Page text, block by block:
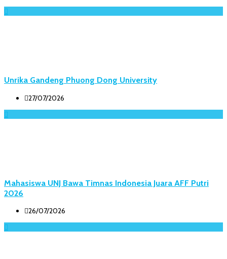
Unrika Gandeng Phuong Dong University
27/07/2026
Mahasiswa UNJ Bawa Timnas Indonesia Juara AFF Putri
2026
26/07/2026